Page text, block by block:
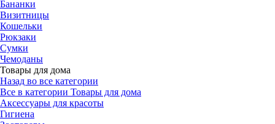
Бананки
Визитницы
Кошельки
Рюкзаки
Сумки
Чемоданы
Товары для дома
Назад во все категории
Все в категории Товары для дома
Аксессуары для красоты
Гигиена